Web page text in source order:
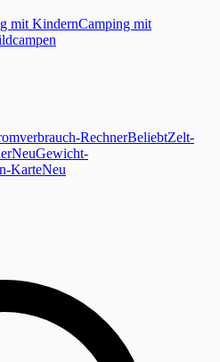
mit KindernCamping mit
RechnerBeliebtZelt-
NeuGewicht-
KarteNeu